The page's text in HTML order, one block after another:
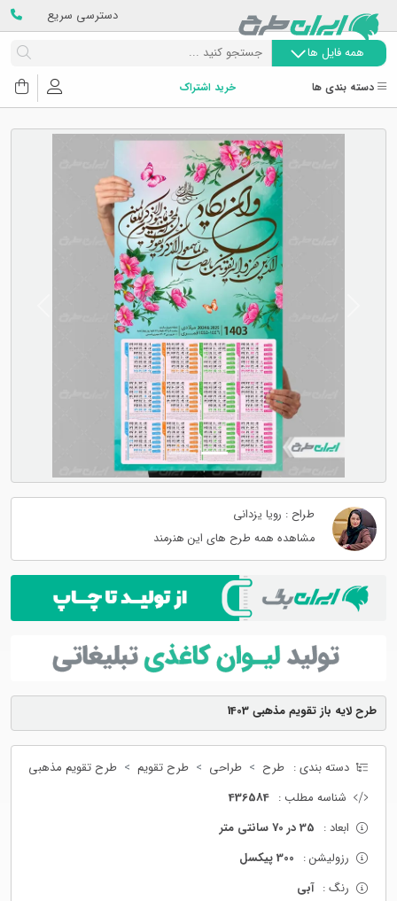
دسترسی سریع
همه فایل ها
دسته بندی ها خرید اشتراک
طرح لایه باز تقویم مذهبی 1403
دسته بندی : طرح طراحی طرح تقویم
طرح تقویم مذهبی
شناسه مطلب : 436584
ابعاد : 35 در 70 سانتی متر
رزولیشن : 300 پیکسل
رنگ : آبی
طراح : رویا یزدانی
مشاهده همه طرح های این هنرمند